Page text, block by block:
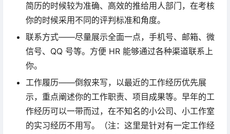
简历的时候较为准确、高效的推给用人部门，在考核
你的时候采用不同的评判标准和角度。
联系方式——尽量展示全面一点，手机号、邮箱、微
信号、QQ 号等。方便 HR 能够通过各种渠道联系上
你。
工作履历——倒叙来写，以最近的工作经历优先展
示，重点阐述你的工作职责、项目成果等。早年的工
作经历可以一带而过，在不知名的小公司、小工作室
的实习经历不用写。（注：这里是针对有一定工作经